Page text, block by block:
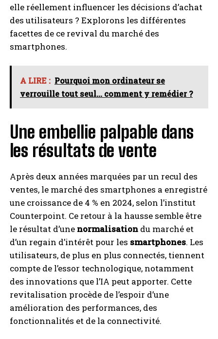
elle réellement influencer les décisions d’achat
des utilisateurs ? Explorons les différentes
facettes de ce revival du marché des
smartphones.
A LIRE : Pourquoi mon ordinateur se
verrouille tout seul... comment y remédier ?
Une embellie palpable dans
les résultats de vente
Après deux années marquées par un recul des
ventes, le marché des smartphones a enregistré
une croissance de 4 % en 2024, selon l’institut
Counterpoint. Ce retour à la hausse semble être
le résultat d’une normalisation du marché et
d’un regain d’intérêt pour les smartphones. Les
utilisateurs, de plus en plus connectés, tiennent
compte de l’essor technologique, notamment
des innovations que l’IA peut apporter. Cette
revitalisation procède de l’espoir d’une
amélioration des performances, des
fonctionnalités et de la connectivité.